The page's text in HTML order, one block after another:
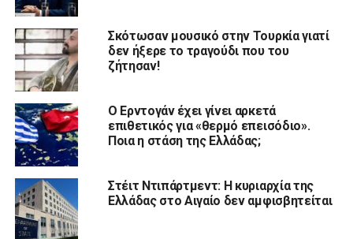
Σκότωσαν μουσικό στην Τουρκία γιατί
δεν ήξερε το τραγούδι που του
ζήτησαν!
Ο Ερντογάν έχει γίνει αρκετά
επιθετικός για «θερμό επεισόδιο».
Ποια η στάση της Ελλάδας;
Στέιτ Ντιπάρτμεντ: Η κυριαρχία της
Ελλάδας στο Αιγαίο δεν αμφισβητείται